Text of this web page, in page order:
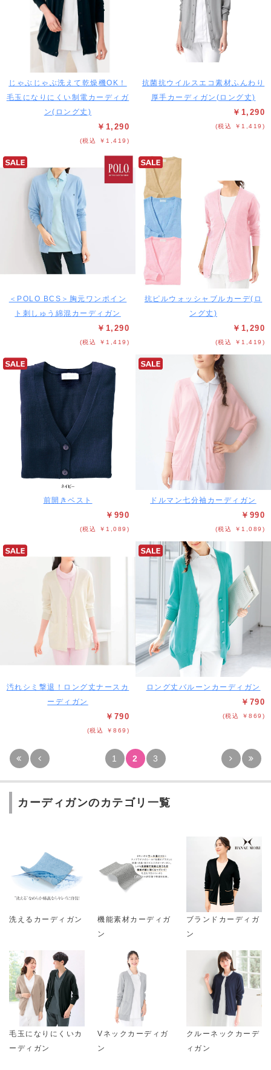
じゃぶじゃぶ洗えて乾燥機OK！
毛玉になりにくい制電カーディガ
ン(ロング丈)
￥1,290
(税込 ￥1,419)
抗菌抗ウイルスエコ素材ふんわり
厚手カーディガン(ロング丈)
￥1,290
(税込 ￥1,419)
＜POLO BCS＞胸元ワンポイン
ト刺しゅう綿混カーディガン
￥1,290
(税込 ￥1,419)
抗ピルウォッシャブルカーデ(ロ
ング丈)
￥1,290
(税込 ￥1,419)
前開きベスト
￥990
(税込 ￥1,089)
ドルマン七分袖カーディガン
￥990
(税込 ￥1,089)
汚れシミ撃退！ロング丈ナースカ
ーディガン
￥790
(税込 ￥869)
ロング丈バルーンカーディガン
￥790
(税込 ￥869)
1 2 3
カーディガンのカテゴリ一覧
洗えるカーディガン
機能素材カーディガ
ン
ブランドカーディガ
ン
毛玉になりにくいカ
ーディガン
Vネックカーディガ
ン
クルーネックカーデ
ィガン